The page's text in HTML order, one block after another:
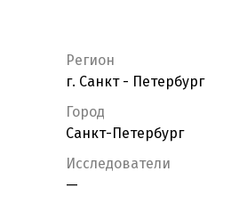
Регион
г. Санкт - Петербург
Город
Санкт-Петербург
Исследователи
—